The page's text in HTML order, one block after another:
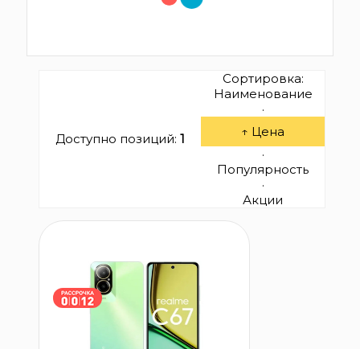
Доступно позиций: 1
Сортировка:
Наименование
·
↑ Цена
·
Популярность
·
Акции